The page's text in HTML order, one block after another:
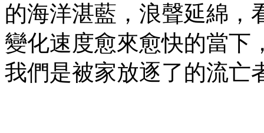
的海洋湛藍，浪聲延綿，
變化速度愈來愈快的當下
我們是被家放逐了的流亡